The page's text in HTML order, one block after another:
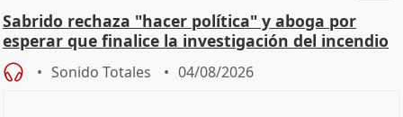
Sabrido rechaza "hacer política" y aboga por
esperar que finalice la investigación del incendio
Sonido Totales 04/08/2026